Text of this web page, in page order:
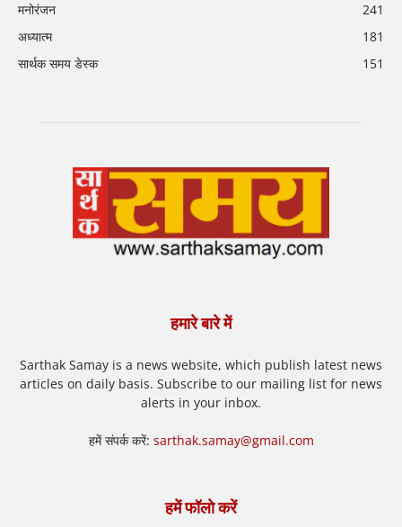
मनोरंजन
241
अध्यात्म
181
सार्थक समय डेस्क
151
हमारे बारे में
Sarthak Samay is a news website, which publish latest news
articles on daily basis. Subscribe to our mailing list for news
alerts in your inbox.
हमें संपर्क करें: sarthak.samay@gmail.com
हमें फॉलो करें